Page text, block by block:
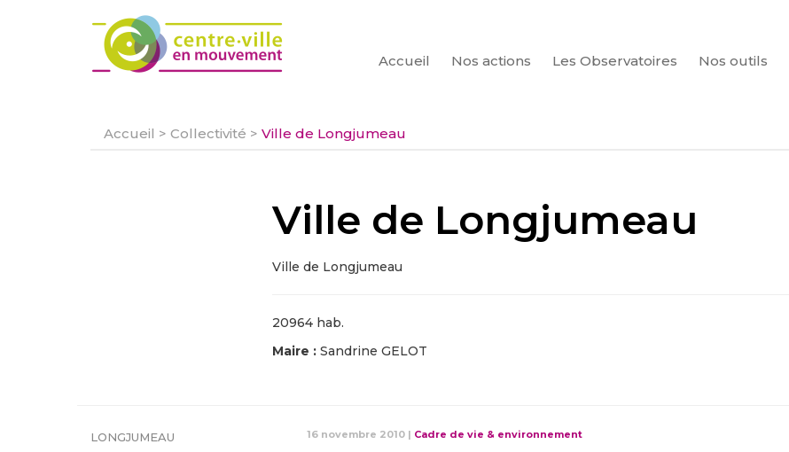
Accueil Nos actions Les Observatoires Nos outils
CHERCHER
Accueil > Collectivité > Ville de Longjumeau
Ville de Longjumeau
Ville de Longjumeau
20964 hab.
Maire : Sandrine GELOT
LONGJUMEAU 16 novembre 2010 | Cadre de vie & environnement